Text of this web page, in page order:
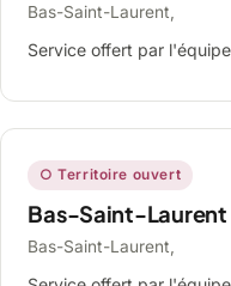
Bas-Saint-Laurent,
Service offert par
○ Territoire ouvert
Bas-Saint-Laurent
Bas-Saint-Laurent,